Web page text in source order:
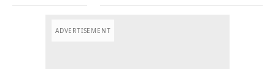
ADVERTISEMENT